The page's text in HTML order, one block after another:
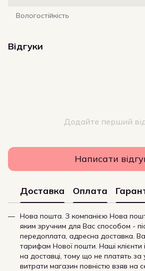
Вологостійкість
Відгуки
Додайте перший
Написати
Доставка Оплата
Нова пошта. З компанією Нова
яким зручним для Вас способом -
передоплата, адресна доставка.
тарифам Нової пошти. Наші клієнти
на доставці, тому що не платять за
витрати магазин повністю взяв на